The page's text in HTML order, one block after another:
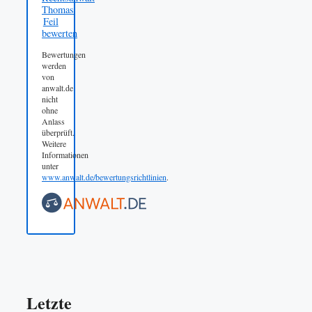
Thomas
Feil
bewerten
Bewertungen
werden
von
anwalt.de
nicht
ohne
Anlass
überprüft.
Weitere
Informationen
unter
www.anwalt.de/bewertungsrichtlinien.
Letzte